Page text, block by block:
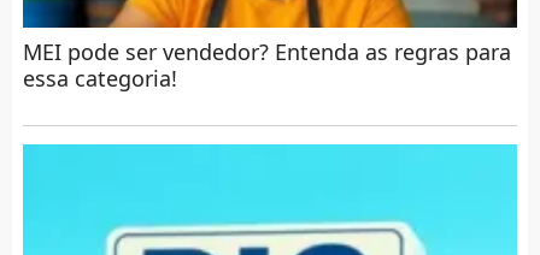
MEI pode ser vendedor? Entenda as regras para
essa categoria!